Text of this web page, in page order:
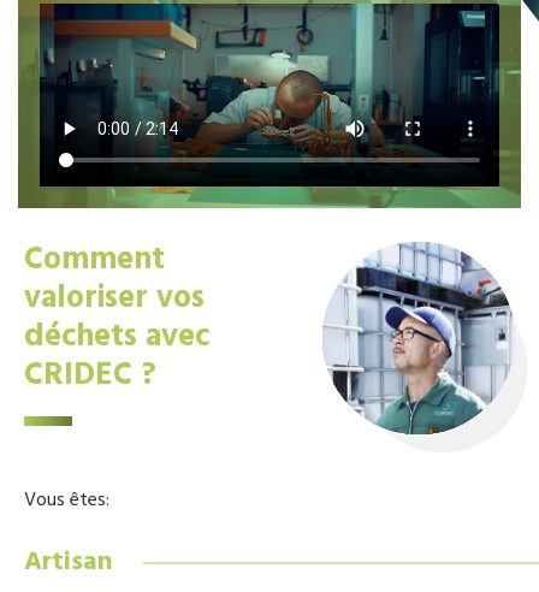
Comment
valoriser vos
déchets avec
CRIDEC ?
Vous êtes:
Artisan